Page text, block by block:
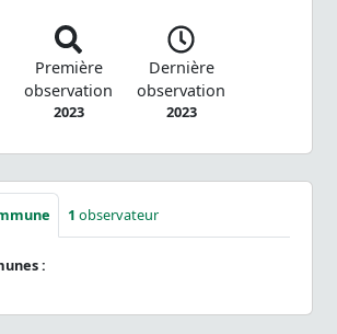
Première
observation
2023
Dernière
observation
2023
1 observateur
: